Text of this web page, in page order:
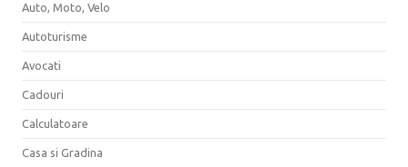
Auto, Moto, Velo
Autoturisme
Avocati
Cadouri
Calculatoare
Casa si Gradina